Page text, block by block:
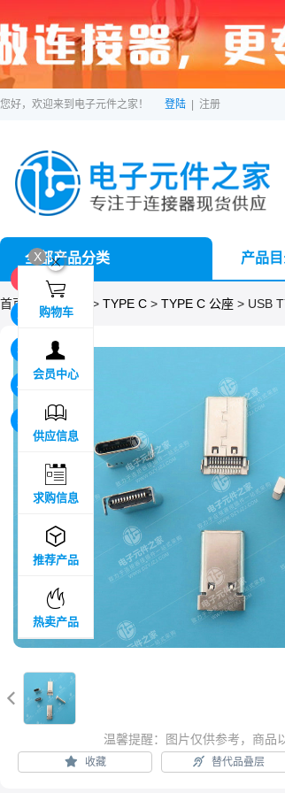
您好，欢迎来到电子元件之家！ 登陆 注册
全部产品分类 产品
首页 > 分类目录 > TYPE C > TYPE C 公座 > USB

温馨提醒：图片仅供参考，商品
收藏 替代品叠层
X
3F
4F
5F
ဆ

购物车

会员中心

供应信息

求购信息

推荐产品

热卖产品